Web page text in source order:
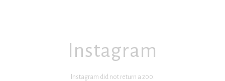
Instagram
Instagram did not return a 200.